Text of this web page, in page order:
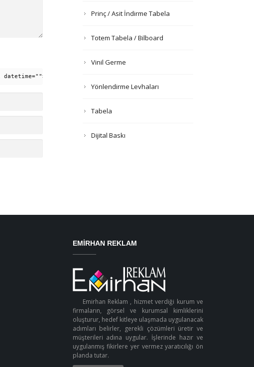
<em> <i> <q cite=""> <strike> <strong>
Prinç / Asit İndirme Tabela
Totem Tabela / Bilboard
Vinil Germe
Yönlendirme Levhaları
Tabela
Dijital Baskı
EMIRHAN REKLAM
Emirhan Reklam , hizmet verdiği kurum ve
firmaların, görsel ve kurumsal kimliklerini
oluşturur, hedef kitleye ulaşmada uygulanacak
adımları belirler, gerekli çözümleri üretir ve
müşterileri adına uygular. İşlerinde hazır ve
uygulanmış fikirlere yer vermez yaratıcılığı ön
planda tutar.